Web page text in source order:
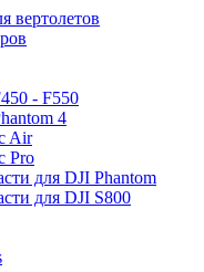
вертолетов
- F550
4
Air
Pro
для DJI Phantom
для DJI S800